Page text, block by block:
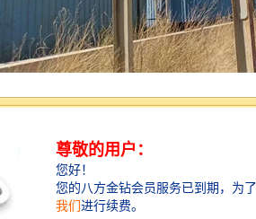
是一个系统工程，涉及到安全、环保、资
环境保护贡献力量。随着社会对可持续发